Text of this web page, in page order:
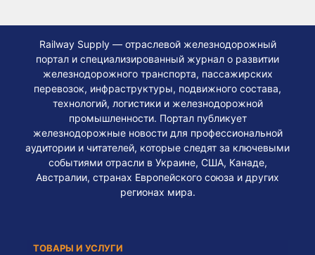
Railway Supply — отраслевой железнодорожный
портал и специализированный журнал о развитии
железнодорожного транспорта, пассажирских
перевозок, инфраструктуры, подвижного состава,
технологий, логистики и железнодорожной
промышленности. Портал публикует
железнодорожные новости для профессиональной
аудитории и читателей, которые следят за ключевыми
событиями отрасли в Украине, США, Канаде,
Австралии, странах Европейского союза и других
регионах мира.
ТОВАРЫ И УСЛУГИ